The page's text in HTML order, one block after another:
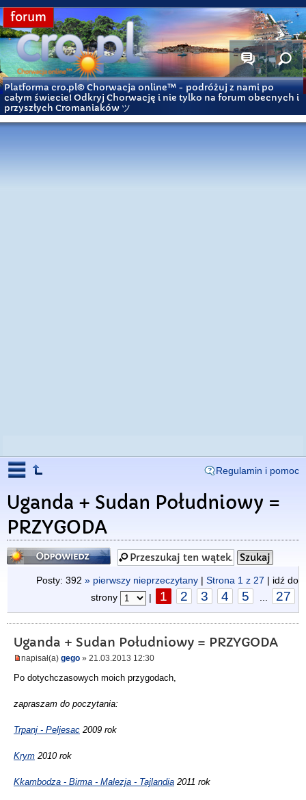
forum
Platforma cro.pl© Chorwacja online™ - podróżuj z nami po
całym świecie! Odkryj Chorwację i nie tylko na forum obecnych i
przyszłych Cromaniaków ツ
Regulamin i pomoc
Uganda + Sudan Południowy =
PRZYGODA
Odpowiedz
Posty: 392 » pierwszy nieprzeczytany | Strona 1 z 27 | idź do
strony
| 1 2 3 4 5 27
Uganda + Sudan Południowy = PRZYGODA
napisał(a) gego » 21.03.2013 12:30
Po dotychczasowych moich przygodach,
zapraszam do poczytania:
Trpanj - Peljesac 2009 rok
Krym 2010 rok
Kkambodza - Birma - Malezja - Tajlandia 2011 rok